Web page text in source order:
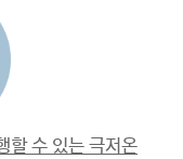
할 수 있는 극저온